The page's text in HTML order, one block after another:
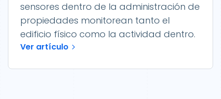
sensores dentro de la administración de
propiedades monitorean tanto el
edificio físico como la actividad dentro.
Ver artículo